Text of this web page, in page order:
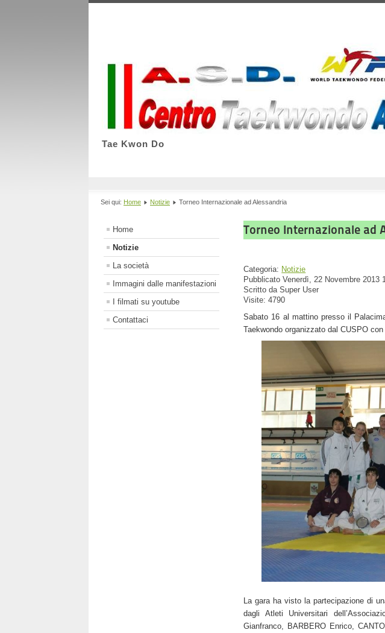
Tae Kwon Do
Sei qui: Home Notizie Torneo Internazionale ad Alessandria
Home
Notizie
La società
Immagini dalle manifestazioni
I filmati su youtube
Contattaci
Torneo Internazionale ad
Categoria: Notizie
Pubblicato Venerdì, 22 Novembre 2013
Scritto da Super User
Visite: 4790
Sabato 16 al mattino presso il
Taekwondo organizzato dal CUSPO
La gara ha visto la partecipazione di
dagli Atleti Universitari
Gianfranco, BARBERO Enrico,